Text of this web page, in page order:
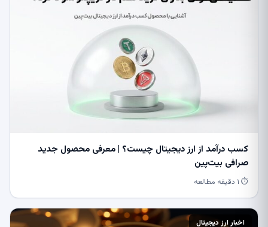
کسب درآمد از ارز دیجیتال چیست؟ | معرفی محصول جدید
صرافی بیت‌پین
⏱ ۱ دقیقه مطالعه
اخبار ارز دیجیتال